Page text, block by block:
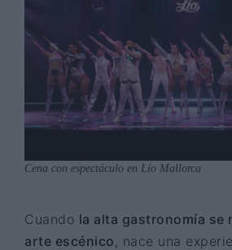
Cena con espectáculo en Lío Mallorca
Cuando la alta gastronomía se
arte escénico , nace una